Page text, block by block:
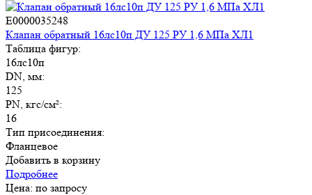
E0000035248
Клапан обратный 16лс10п ДУ 125 РУ 1,6 МПа ХЛ1
Таблица фигур:
16лс10п
DN, мм:
125
PN, кгс/см²:
16
Тип присоединения:
Фланцевое
Добавить в корзину
Подробнее
Цена: по запросу